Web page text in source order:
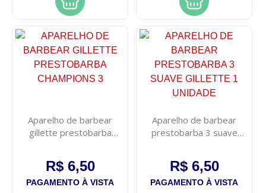
Aparelho de barbear
gillette prestobarba
R$ 6,50
PAGAMENTO À VISTA
Aparelho de barbear
prestobarba 3 suave
R$ 6,50
PAGAMENTO À VISTA